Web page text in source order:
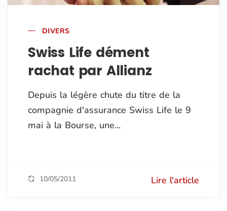
DIVERS
Swiss Life dément
rachat par Allianz
Depuis la légère chute du titre de la
compagnie d'assurance Swiss Life le 9
mai à la Bourse, une...
10/05/2011 Lire l'article